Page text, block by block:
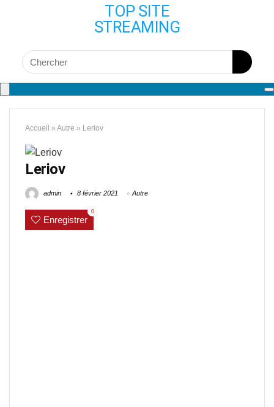
TOP SITE
STREAMING
Accueil » Autre » Leriov
Leriov
admin 8 février 2021 Autre
Enregistrer
0